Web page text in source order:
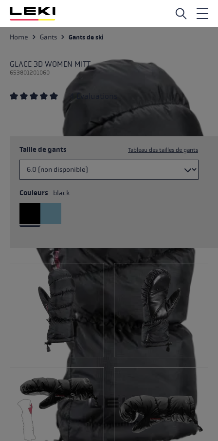
Passer au contenu principal
Home Gants Gants de ski
GLACE 3D WOMEN MITT
653801201060
Note moyenne de 5 sur 5 étoiles
4 Évaluations
Taille de gants Tableau des tailles de gants
Couleurs black